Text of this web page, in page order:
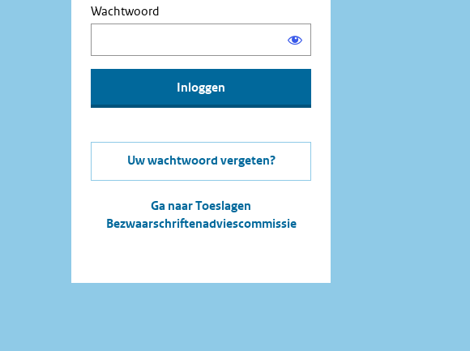
Wachtwoord
Uw wachtwoord vergeten?
Ga naar Toeslagen
Bezwaarschriftenadviescommissie